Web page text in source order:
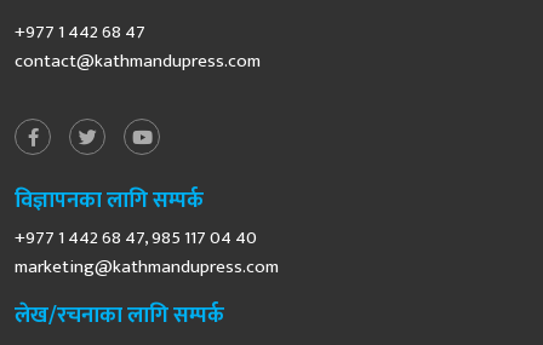
+977 1 442 68 47
contact@kathmandupress.com
विज्ञापनका लागि सम्पर्क
+977 1 442 68 47, 985 117 04 40
marketing@kathmandupress.com
लेख/रचनाका लागि सम्पर्क